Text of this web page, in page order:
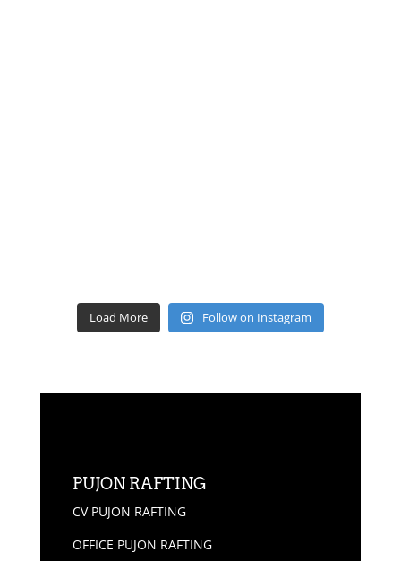
Load More Follow on Instagram
PUJON RAFTING
CV PUJON RAFTING
OFFICE PUJON RAFTING